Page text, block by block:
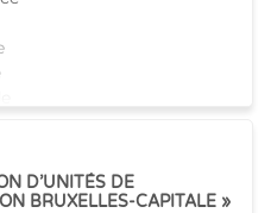
D’UNITÉS DE
BRUXELLES-CAPITALE »